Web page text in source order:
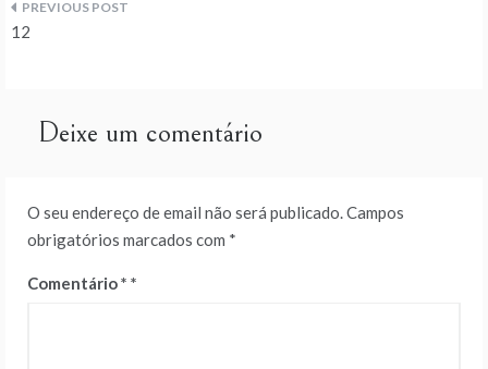
Navegação
artigos
12
Deixe um comentário
O seu endereço de email não será publicado.Campos
obrigatórios marcados com *
Comentário*